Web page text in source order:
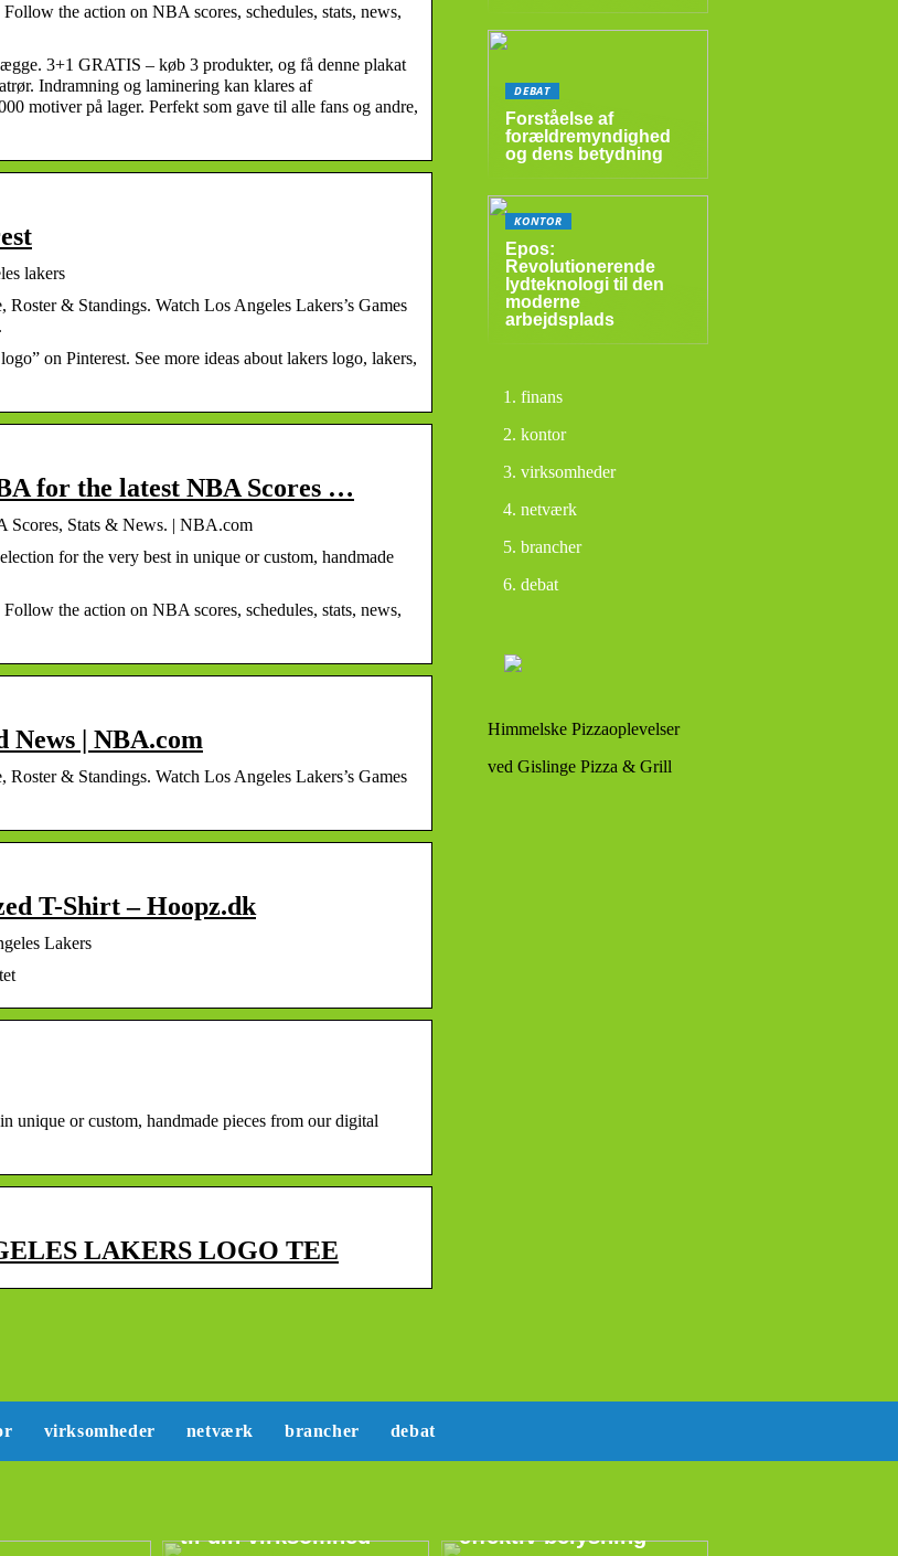
the action on NBA scores, schedules, stats, news,
3+1 GRATIS – køb 3 produkter, og få denne plakat
Indramning og laminering kan klares af
motiver på lager. Perfekt som gave til alle fans og andre,
lakers
& Standings. Watch Los Angeles Lakers’s Games
on Pinterest. See more ideas about lakers logo, lakers,
for the latest NBA Scores …
Scores, Stats & News. | NBA.com
for the very best in unique or custom, handmade
the action on NBA scores, schedules, stats, news,
News | NBA.com
& Standings. Watch Los Angeles Lakers’s Games
T-Shirt – Hoopz.dk
Lakers
unique or custom, handmade pieces from our digital
LAKERS LOGO TEE
DEBAT
Forståelse af
forældremyndighed
og dens betydning
KONTOR
Epos:
Revolutionerende
lydteknologi til den
moderne
arbejdsplads
finans
kontor
virksomheder
netværk
brancher
debat
Himmelske Pizzaoplevelser
ved Gislinge Pizza & Grill
virksomheder netværk brancher debat
til din virksomhed
effektiv belysning